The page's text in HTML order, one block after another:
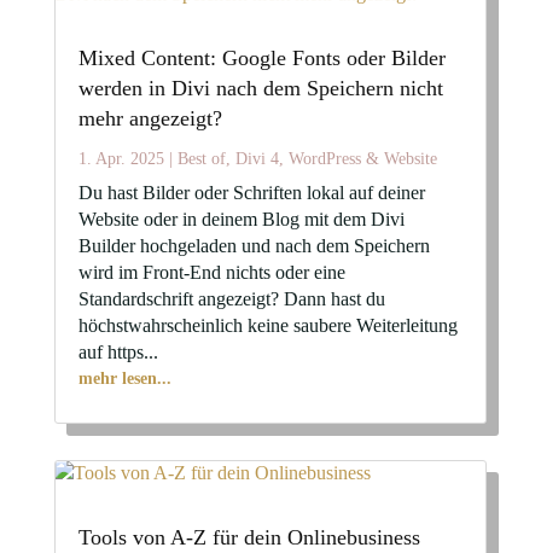
Mixed Content: Google Fonts oder Bilder
werden in Divi nach dem Speichern nicht
mehr angezeigt?
1. Apr. 2025| Best of, Divi 4, WordPress & Website
Du hast Bilder oder Schriften lokal auf deiner
Website oder in deinem Blog mit dem Divi
Builder hochgeladen und nach dem Speichern
wird im Front-End nichts oder eine
Standardschrift angezeigt? Dann hast du
höchstwahrscheinlich keine saubere Weiterleitung
auf https...
mehr lesen...
Tools von A-Z für dein Onlinebusiness